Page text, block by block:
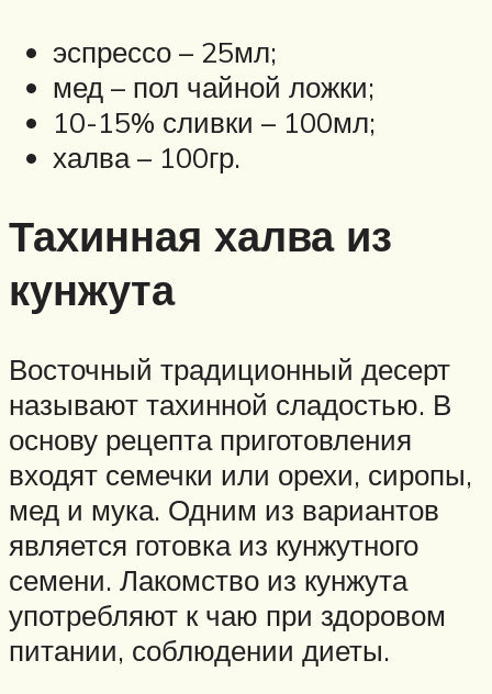
эспрессо – 25мл;
мед – пол чайной ложки;
10-15% сливки – 100мл;
халва – 100гр.
Тахинная халва из
кунжута
Восточный традиционный десерт
называют тахинной сладостью. В
основу рецепта приготовления
входят семечки или орехи, сиропы,
мед и мука. Одним из вариантов
является готовка из кунжутного
семени. Лакомство из кунжута
употребляют к чаю при здоровом
питании, соблюдении диеты.